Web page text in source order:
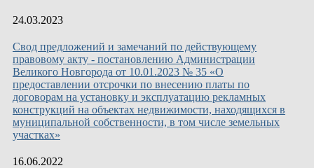
24.03.2023
Свод предложений и замечаний по действующему
правовому акту - постановлению Администрации
Великого Новгорода от 10.01.2023 № 35 «О
предоставлении отсрочки по внесению платы по
договорам на установку и эксплуатацию рекламных
конструкций на объектах недвижимости, находящихся в
муниципальной собственности, в том числе земельных
участках»
16.06.2022